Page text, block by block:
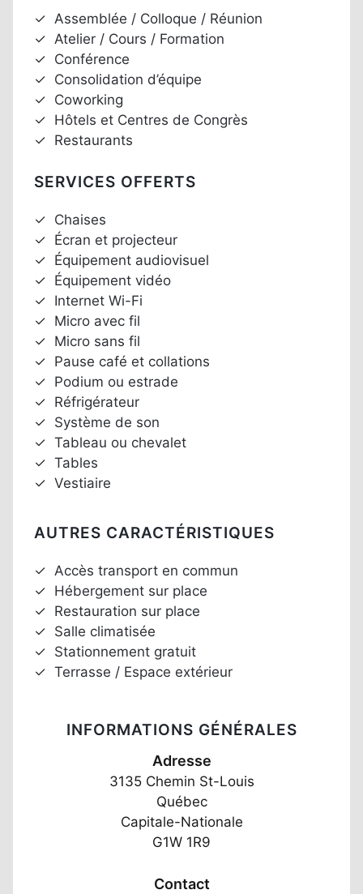
✓ Assemblée / Colloque / Réunion
✓ Atelier / Cours / Formation
✓ Conférence
✓ Consolidation d’équipe
✓ Coworking
✓ Hôtels et Centres de Congrès
✓ Restaurants
SERVICES OFFERTS
✓ Chaises
✓ Écran et projecteur
✓ Équipement audiovisuel
✓ Équipement vidéo
✓ Internet Wi-Fi
✓ Micro avec fil
✓ Micro sans fil
✓ Pause café et collations
✓ Podium ou estrade
✓ Réfrigérateur
✓ Système de son
✓ Tableau ou chevalet
✓ Tables
✓ Vestiaire
AUTRES CARACTÉRISTIQUES
✓ Accès transport en commun
✓ Hébergement sur place
✓ Restauration sur place
✓ Salle climatisée
✓ Stationnement gratuit
✓ Terrasse / Espace extérieur
INFORMATIONS GÉNÉRALES
Adresse
3135 Chemin St-Louis
Québec
Capitale-Nationale
G1W 1R9
Contact